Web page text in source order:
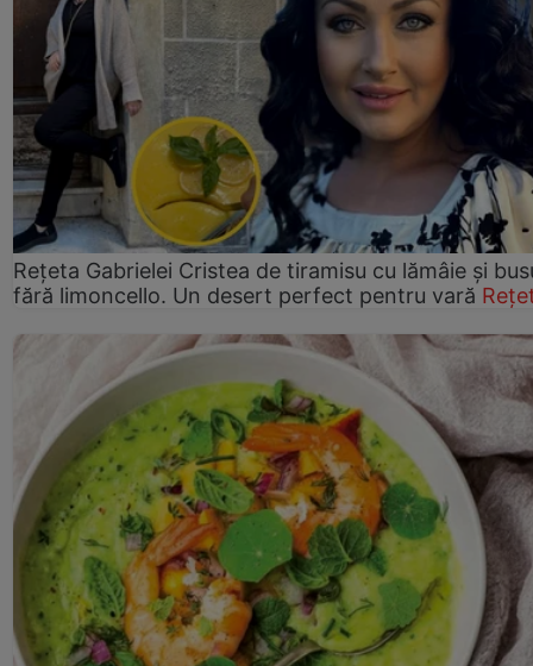
Rețeta Gabrielei Cristea de tiramisu cu lămâie și
fără limoncello. Un desert perfect pentru vară